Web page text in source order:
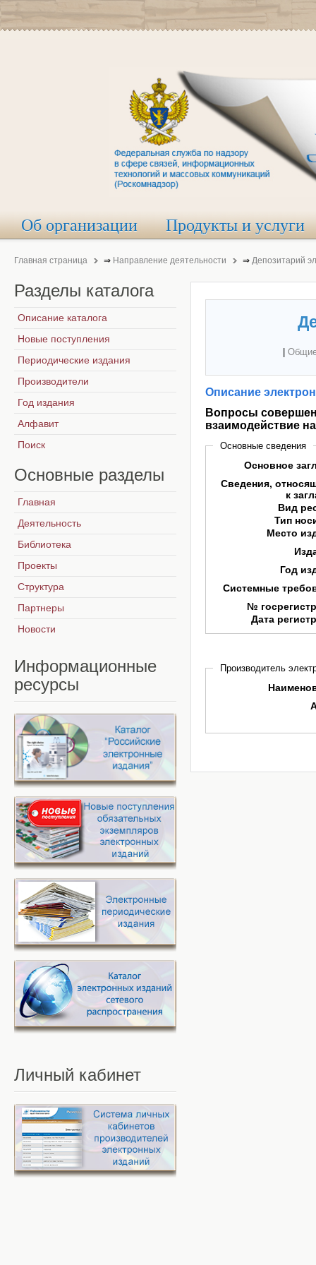
Об организации Продукты и услуги
Главная страница ⇒ Направление деятельности ⇒ Депозитарий
Описание
Вопросы
взаимодействие
Основные сведения
Основное
Сведения,
к
Вид
Тип
Место
Год
Системные
№
Дата
Производитель
Разделы каталога
Описание каталога
Новые поступления
Периодические издания
Производители
Год издания
Алфавит
Поиск
Основные разделы
Главная
Деятельность
Библиотека
Проекты
Структура
Партнеры
Новости
Информационные
ресурсы
Личный кабинет